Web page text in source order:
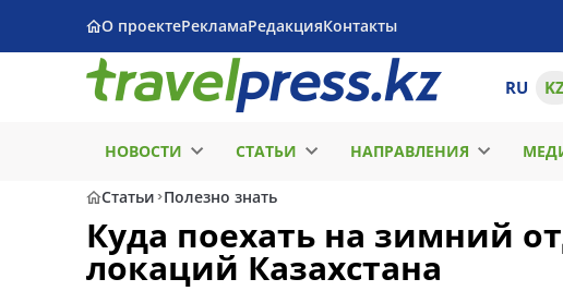
О проектеРекламаРедакцияКонтакты
RU
НОВОСТИ СТАТЬИ НАПРАВЛЕНИЯ
Статьи Полезно знать
Куда поехать на зимний
локаций Казахстана